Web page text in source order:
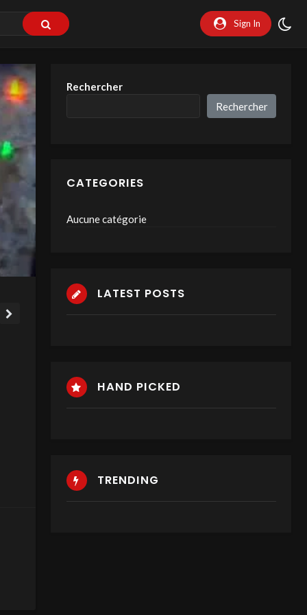
Sign In
Rechercher
Rechercher
CATEGORIES
Aucune catégorie
LATEST POSTS
HAND PICKED
TRENDING